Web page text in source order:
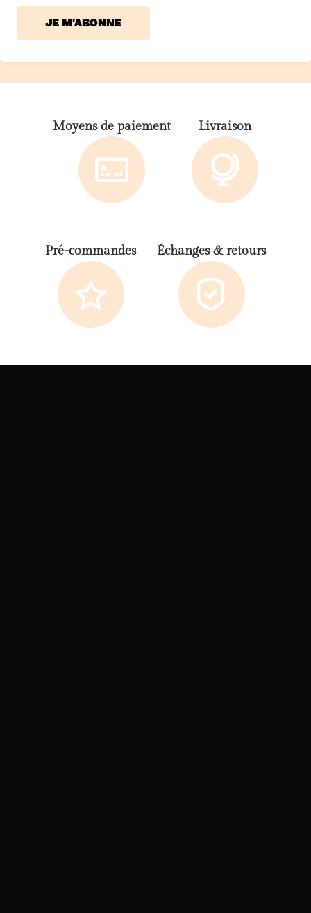
Moyens de paiement Livraison
Pré-commandes Échanges & retours